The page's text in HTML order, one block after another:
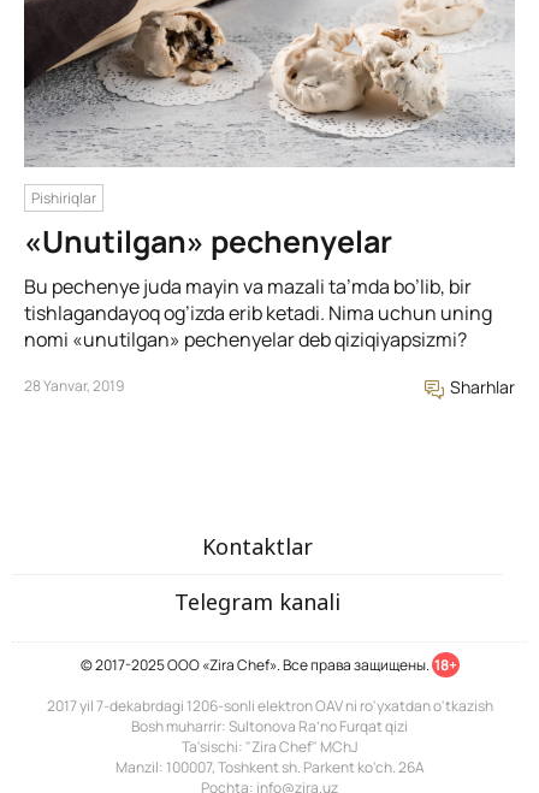
Pishiriqlar
«Unutilgan» pechenyelar
Bu pechenye juda mayin va mazali ta’mda bo’lib, bir
tishlagandayoq og’izda erib ketadi. Nima uchun uning
nomi «unutilgan» pechenyelar deb qiziqiyapsizmi?
28 Yanvar, 2019 Sharhlar
Kontaktlar
Telegram kanali
© 2017-2025 ООО «Zira Chef». Все права защищены. 18+
2017 yil 7-dekabrdagi 1206-sonli elektron OAV ni ro'yxatdan o'tkazish
Bosh muharrir: Sultonova Ra’no Furqat qizi
Ta'sischi: "Zira Chef" MChJ
Manzil: 100007, Toshkent sh. Parkent ko'ch. 26A
Pochta: info@zira.uz